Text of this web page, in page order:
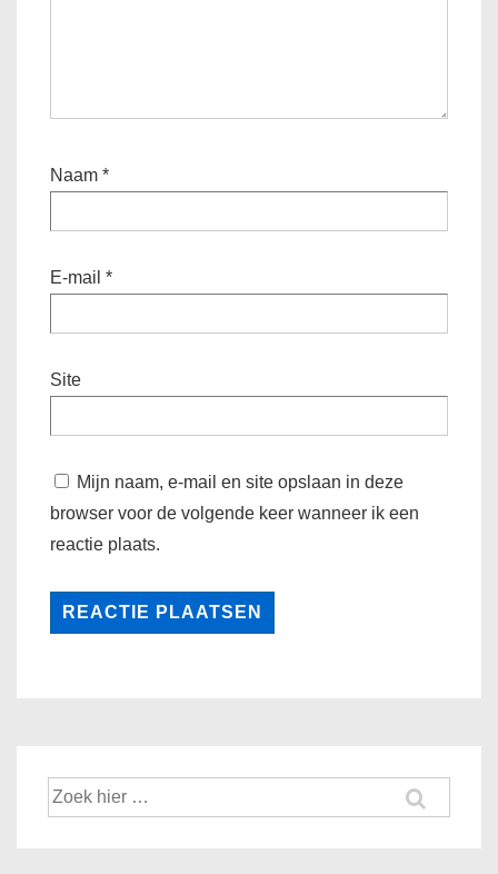
Naam *
E-mail *
Site
Mijn naam, e-mail en site opslaan in deze
browser voor de volgende keer wanneer ik een
reactie plaats.
Zoek
naar: